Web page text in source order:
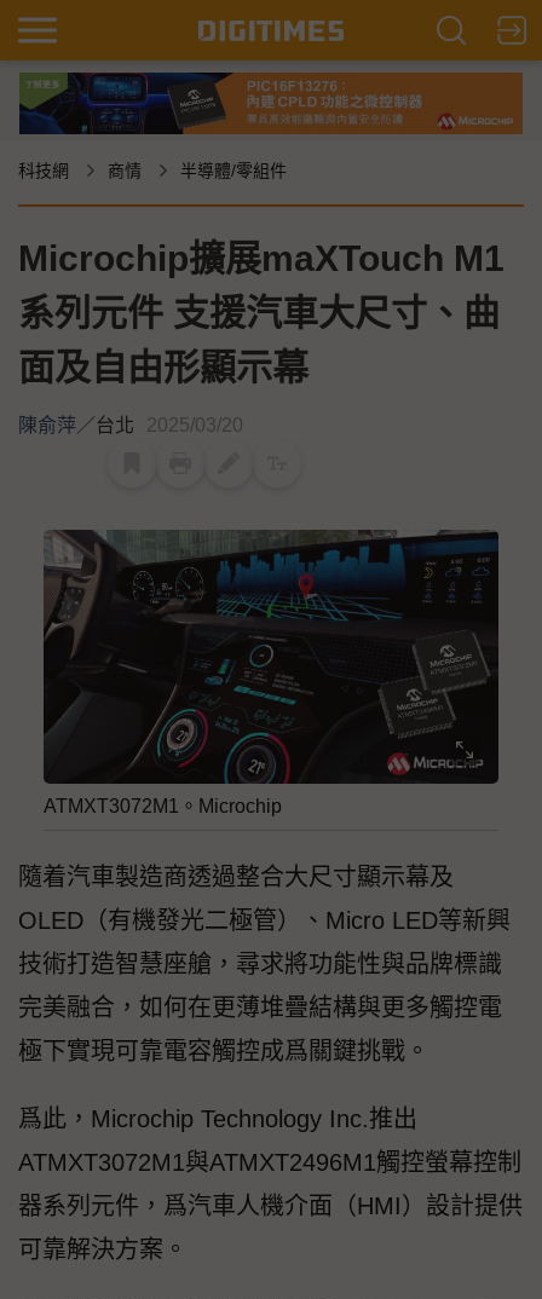
科技網 商情 半導體/零組件
Microchip擴展maXTouch M1
系列元件 支援汽車大尺寸、曲
面及自由形顯示幕
陳俞萍／台北 2025/03/20
ATMXT3072M1。Microchip
隨着汽車製造商透過整合大尺寸顯示幕及
OLED（有機發光二極管）、Micro LED等新興
技術打造智慧座艙，尋求將功能性與品牌標識
完美融合，如何在更薄堆疊結構與更多觸控電
極下實現可靠電容觸控成爲關鍵挑戰。
爲此，Microchip Technology Inc.推出
ATMXT3072M1與ATMXT2496M1觸控螢幕控制
器系列元件，爲汽車人機介面（HMI）設計提供
可靠解決方案。